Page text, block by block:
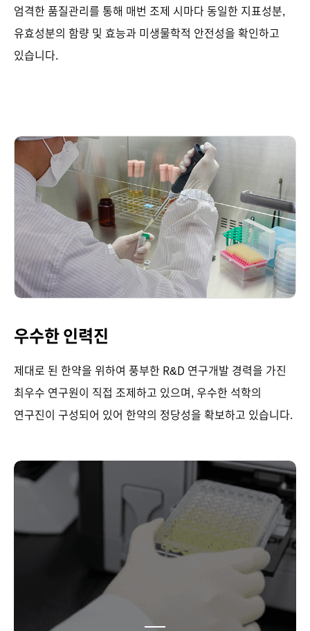
엄격한 품질관리를 통해 매번 조제 시마다 동일한 지표성분,
유효성분의 함량 및 효능과 미생물학적 안전성을 확인하고
있습니다.
우수한 인력진
제대로 된 한약을 위하여 풍부한 R&D 연구개발 경력을 가진
최우수 연구원이 직접 조제하고 있으며, 우수한 석학의
연구진이 구성되어 있어 한약의 정당성을 확보하고 있습니다.